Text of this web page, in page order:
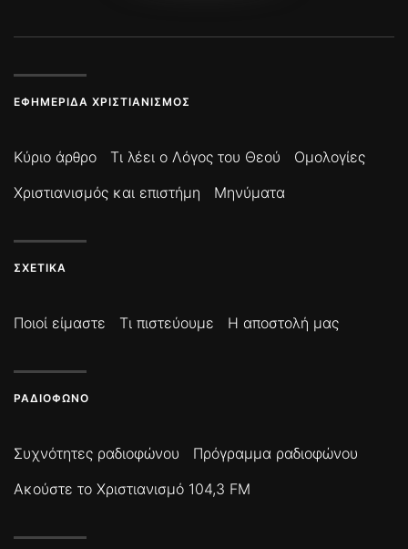
ΕΦΗΜΕΡΊΔΑ ΧΡΙΣΤΙΑΝΙΣΜΌΣ
Κύριο άρθρο Τι λέει ο Λόγος του Θεού
Ομολογίες
Χριστιανισμός και επιστήμη
Μηνύματα
ΣΧΕΤΙΚΆ
Ποιοί είμαστε Τι πιστεύουμε Η αποστολή μας
ΡΑΔΙΌΦΩΝΟ
Συχνότητες ραδιοφώνου
Πρόγραμμα ραδιοφώνου
Ακούστε το Χριστιανισμό 104,3 FM